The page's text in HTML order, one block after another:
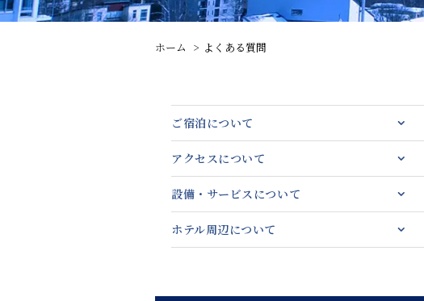
ホーム よくある質問
ご宿泊について
アクセスについて
設備・サービスについて
ホテル周辺について